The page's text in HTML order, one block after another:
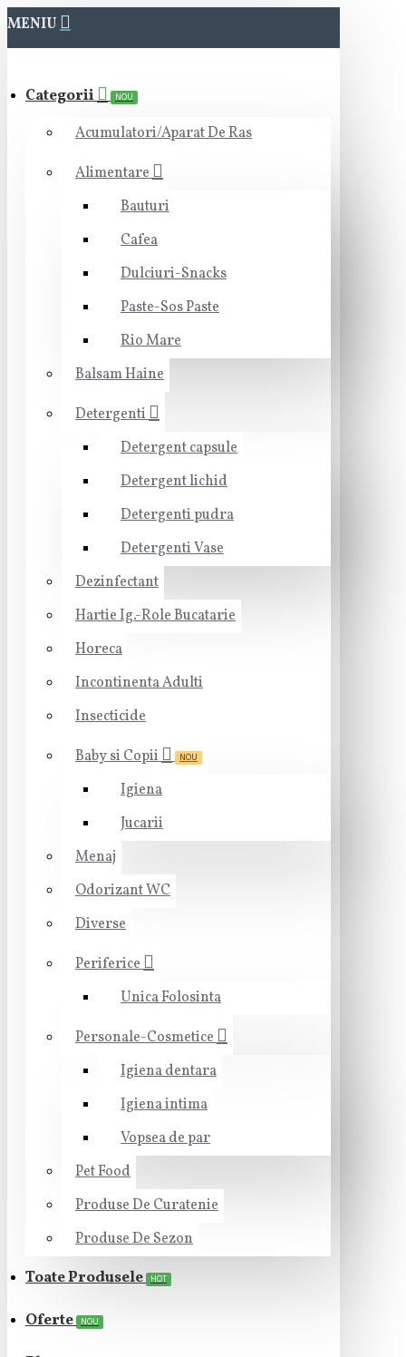
MENIU
Categorii NOU
Acumulatori/Aparat De Ras
Alimentare
Bauturi
Cafea
Dulciuri-Snacks
Paste-Sos Paste
Rio Mare
Balsam Haine
Detergenti
Detergent capsule
Detergent lichid
Detergenti pudra
Detergenti Vase
Dezinfectant
Hartie Ig.-Role Bucatarie
Horeca
Incontinenta Adulti
Insecticide
Baby si Copii
NOU
Igiena
Jucarii
Menaj
Odorizant WC
Diverse
Periferice
Unica Folosinta
Personale-Cosmetice
Igiena dentara
Igiena intima
Vopsea de par
Pet Food
Produse De Curatenie
Produse De Sezon
Toate Produsele HOT
Oferte NOU